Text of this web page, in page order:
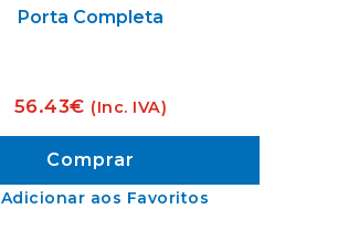
Adicionar aos Favoritos
Porta Completa
56.43€ (Inc. IVA)
Comprar